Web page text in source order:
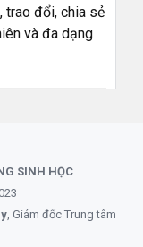
trao đổi, chia sẻ
và đa dạng
SINH HỌC
, Giám đốc Trung tâm